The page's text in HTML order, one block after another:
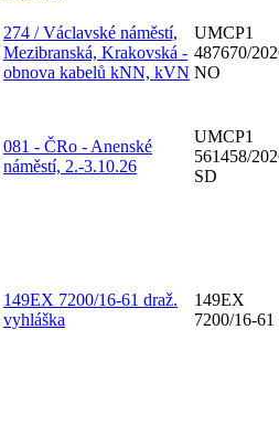
274 / Václavské náměstí,
Mezibranská, Krakovská -
obnova kabelů kNN, kVN
UMCP1
487670/
NO
081 - ČRo - Anenské
náměstí, 2.-3.10.26
UMCP1
561458/
SD
149EX 7200/16-61 draž.
vyhláška
149EX
7200/16-61